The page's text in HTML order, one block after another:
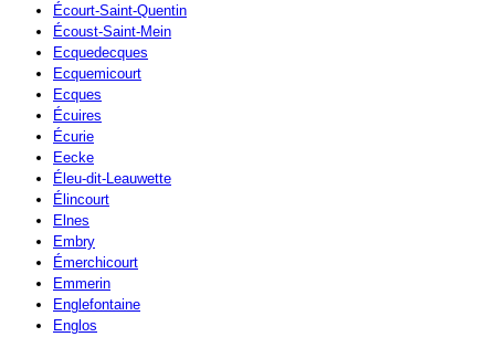
Écourt-Saint-Quentin
Écoust-Saint-Mein
Ecquedecques
Ecquemicourt
Ecques
Écuires
Écurie
Eecke
Éleu-dit-Leauwette
Élincourt
Elnes
Embry
Émerchicourt
Emmerin
Englefontaine
Englos